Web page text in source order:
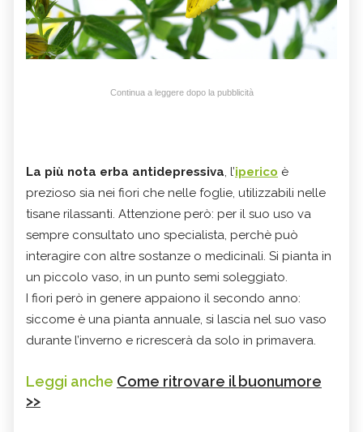
Continua a leggere dopo la pubblicità
La più nota erba antidepressiva, l’iperico è
prezioso sia nei fiori che nelle foglie, utilizzabili nelle
tisane rilassanti. Attenzione però: per il suo uso va
sempre consultato uno specialista, perchè può
interagire con altre sostanze o medicinali. Si pianta in
un piccolo vaso, in un punto semi soleggiato.
I fiori però in genere appaiono il secondo anno:
siccome è una pianta annuale, si lascia nel suo vaso
durante l’inverno e ricrescerà da solo in primavera.
Leggi anche Come ritrovare il buonumore
>>